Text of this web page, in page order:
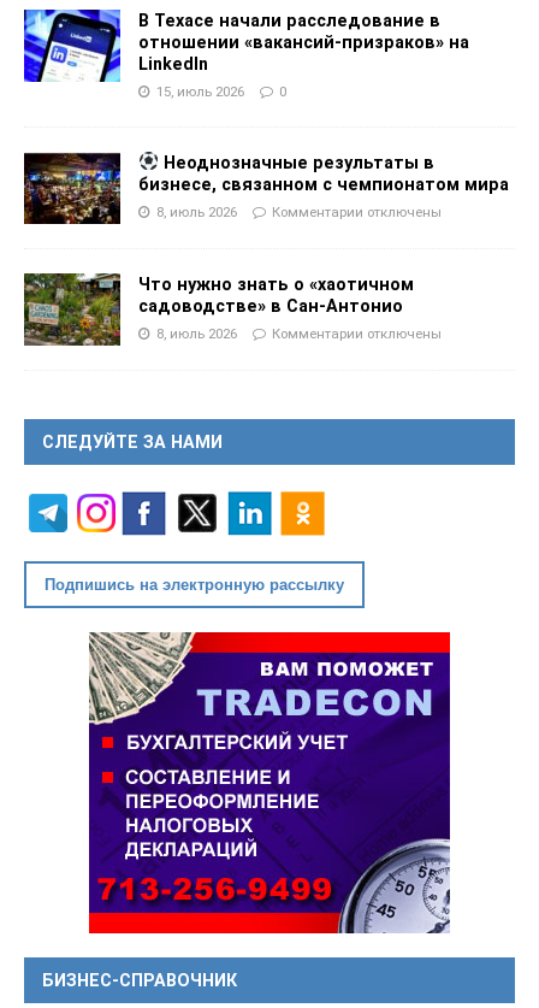
В Техасе начали расследование в
отношении «вакансий-призраков» на
LinkedIn
15, июль 2026 0
Неоднозначные результаты в
бизнесе, связанном с чемпионатом мира
8, июль 2026 Комментарии отключены
Что нужно знать о «хаотичном
садоводстве» в Сан-Антонио
8, июль 2026 Комментарии отключены
СЛЕДУЙТЕ ЗА НАМИ
Подпишись на электронную рассылку
БИЗНЕС-СПРАВОЧНИК